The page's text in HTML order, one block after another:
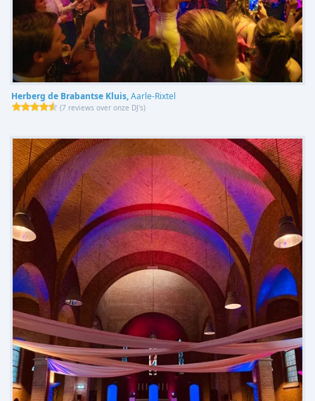
Herberg de Brabantse Kluis,Aarle-Rixtel
(7 reviews over onze DJ's)